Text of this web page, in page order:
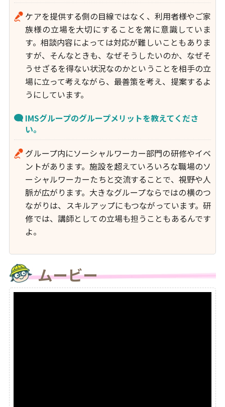
ケアを提供する側の目線ではなく、利用者様やご家
族様の立場を大切にすることを常に意識していま
す。相談内容によっては対応が難しいこともありま
すが、そんなときも、なぜそうしたいのか、なぜそ
うせざるを得ない状況なのかということを相手の立
場に立って考えながら、最善策を考え、提案するよ
うにしています。
IMSグループのグループメリットを教えてくださ
い。
グループ内にソーシャルワーカー部門の研修やイベ
ントがあります。施設を超えていろいろな職場のソ
ーシャルワーカーたちと交流することで、視野や人
脈が広がります。大きなグループならではの横のつ
ながりは、スキルアップにもつながっています。研
修では、講師としての立場も担うこともあるんです
よ。
ムービー